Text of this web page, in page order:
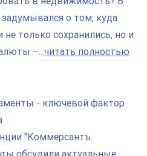
о том, куда
только сохранились, но и
–...читать полностью
- ключевой фактор
"Коммерсантъ.
обсудили актуальные